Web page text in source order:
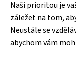
Naší prioritou je
záležet na tom,
Neustále se
abychom vám